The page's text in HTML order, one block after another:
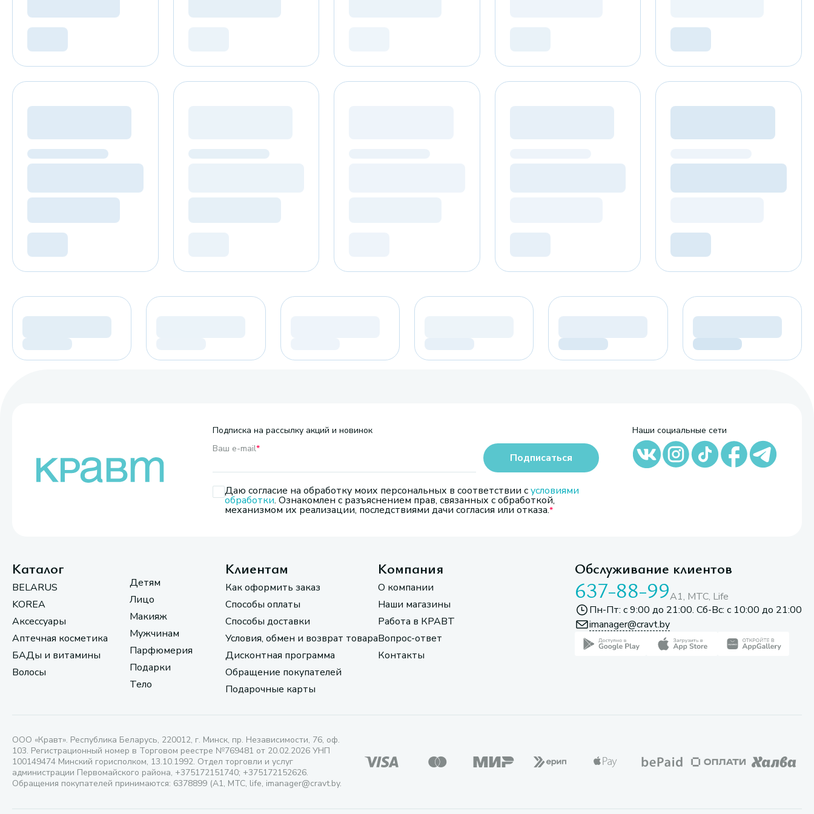
Подписка на рассылку акций и новинок
Ваш e-mail*
Даю согласие на обработку моих персональных в соответствии сусловиями
обработки. Ознакомлен с разъяснением прав, связанных с обработкой,
механизмом их реализации, последствиями дачи согласия или отказа.
Подписаться
Наши социальные сети
Каталог
BELARUS
KOREA
Аксессуары
Аптечная косметика
БАДы и витамины
Волосы
Детям
Лицо
Макияж
Мужчинам
Парфюмерия
Подарки
Тело
Клиентам
Как оформить заказ
Способы оплаты
Способы доставки
Условия, обмен и возврат товара
Дисконтная программа
Обращение покупателей
Подарочные карты
Компания
О компании
Наши магазины
Работа в КРАВТ
Вопрос-ответ
Контакты
Обслуживание клиентов
637-88-99A1, МТС, Life
Пн-Пт: с 9:00 до 21:00. Сб-Вс: с 10:00 до 21:00
imanager@cravt.by
ООО «Кравт». Республика Беларусь, 220012, г. Минск, пр. Независимости, 76, оф.
103. Регистрационный номер в Торговом реестре №769481 от 20.02.2026 УНП
100149474 Минский горисполком, 13.10.1992. Отдел торговли и услуг
администрации Первомайского района, +375172151740; +375172152626.
Обращения покупателей принимаются: 6378899 (А1, МТС, life, imanager@cravt.by.